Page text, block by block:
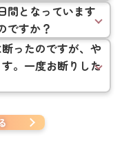
間となっています
ですか？
ったのですが、や
。一度お断りした